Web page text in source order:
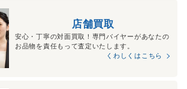
店舗買取
安心・丁寧の対面買取！専門バイヤーがあなたの
お品物を責任もって査定いたします。
くわしくはこちら